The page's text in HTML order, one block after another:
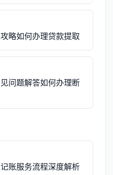
略如何办理贷款提取
问题解答如何办理断
账服务流程深度解析